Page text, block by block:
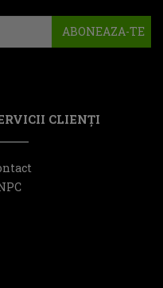
ABONEAZA-TE
CLIENŢI